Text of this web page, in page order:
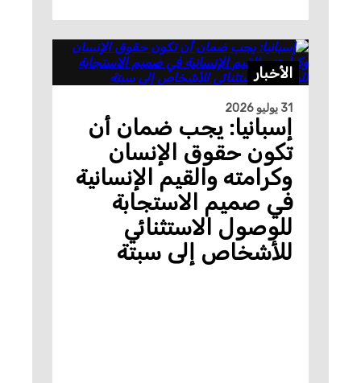
الأخبار
31 يوليو 2026
إسبانيا: يجب ضمان أن
تكون حقوق الإنسان
وكرامته والقيم الإنسانية
في صميم الاستجابة
للوصول الاستثنائي
للأشخاص إلى سبتة